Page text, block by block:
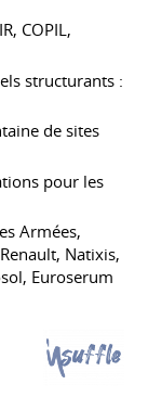
COPIL,
structurants :
de sites
pour les
Armées,
Natixis,
Euroserum